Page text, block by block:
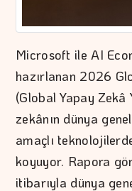
Microsoft ile AI
hazırlanan 2026
(Global Yapay Zekâ
zekânın dünya
amaçlı
koyuyor. Rapora
itibarıyla dünya